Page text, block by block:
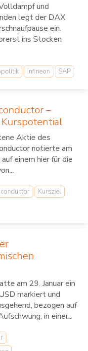
und
legt der DAX
ein.
ins Stocken
Infineon SAP
–
Aktie des
notierte am
einem hier für die
Kursziel
am 29. Januar ein
markiert und
bezogen auf
in einer...